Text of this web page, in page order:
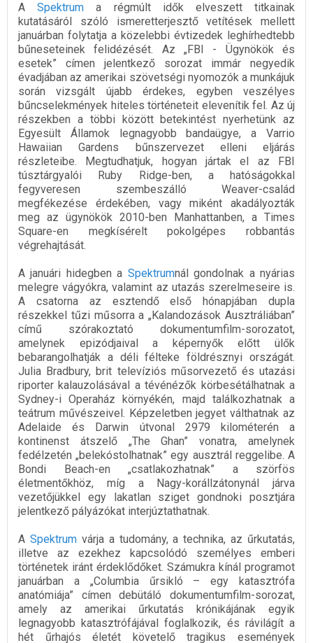
ASpektrum a régmúlt idők elveszett titkainak
kutatásáról szóló ismeretterjesztő vetítések mellett
januárban folytatja a közelebbi évtizedek leghírhedtebb
bűneseteinek felidézését. Az „FBI - Ügynökök és
esetek” címen jelentkező sorozat immár negyedik
évadjában az amerikai szövetségi nyomozók a munkájuk
során vizsgált újabb érdekes, egyben veszélyes
bűncselekmények hiteles történeteit elevenítik fel. Az új
részekben a többi között betekintést nyerhetünk az
Egyesült Államok legnagyobb bandaügye, a Varrio
Hawaiian Gardens bűnszervezet elleni eljárás
részleteibe. Megtudhatjuk, hogyan jártak el az FBI
túsztárgyalói Ruby Ridge-ben, a hatóságokkal
fegyveresen szembeszálló Weaver-család
megfékezése érdekében, vagy miként akadályozták
meg az ügynökök 2010-ben Manhattanben, a Times
Square-en megkísérelt pokolgépes robbantás
végrehajtását.
A januári hidegben a Spektrumnál gondolnak a nyárias
melegre vágyókra, valamint az utazás szerelmeseire is.
A csatorna az esztendő első hónapjában dupla
részekkel tűzi műsorra a „Kalandozások Ausztráliában”
című szórakoztató dokumentumfilm-sorozatot,
amelynek epizódjaival a képernyők előtt ülők
bebarangolhatják a déli félteke földrésznyi országát.
Julia Bradbury, brit televíziós műsorvezető és utazási
riporter kalauzolásával a tévénézők körbesétálhatnak a
Sydney-i Operaház környékén, majd találkozhatnak a
teátrum művészeivel. Képzeletben jegyet válthatnak az
Adelaide és Darwin útvonal 2979 kilométerén a
kontinenst átszelő „The Ghan” vonatra, amelynek
fedélzetén „belekóstolhatnak” egy ausztrál reggelibe. A
Bondi Beach-en „csatlakozhatnak” a szörfös
életmentőkhöz, míg a Nagy-korállzátonynál járva
vezetőjükkel egy lakatlan sziget gondnoki posztjára
jelentkező pályázókat interjúztathatnak.
A Spektrumvárja a tudomány, a technika, az űrkutatás,
illetve az ezekhez kapcsolódó személyes emberi
történetek iránt érdeklődőket. Számukra kínál programot
januárban a „Columbia űrsikló – egy katasztrófa
anatómiája” címen debütáló dokumentumfilm-sorozat,
amely az amerikai űrkutatás krónikájának egyik
legnagyobb katasztrófájával foglalkozik, és rávilágít a
hét űrhajós életét követelő tragikus események